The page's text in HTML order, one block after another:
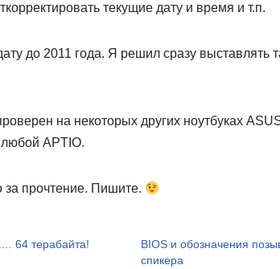
текущие дату и время и т.п.
до 2011 года. Я решил сразу выставлять
на некоторых других ноутбуках
APTIO.
прочтение. Пишите.
64 терабайта!
BIOS и обозначения
спикера